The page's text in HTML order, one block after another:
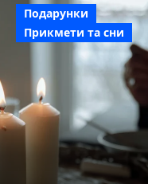
Подарунки
Прикмети та сни